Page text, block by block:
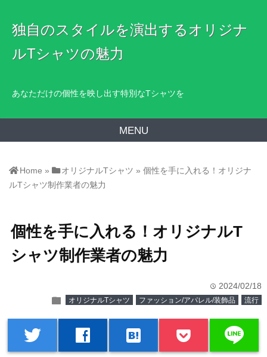
独自のスタイルを演出するオリジナ
ルTシャツの魅力
あなただけの個性を映し出す特別なTシャツを
MENU
Home » オリジナルTシャツ »個性を手に入れる！オリジナ
ルTシャツ制作業者の魅力
個性を手に入れる！オリジナルT
シャツ制作業者の魅力
time 2024/02/18
folder オリジナルTシャツ ファッション/アパレル/装飾品 流行
twitter facebook hatenabookmark line